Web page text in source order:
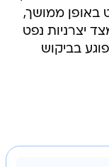
באופן ממושך,
יצרניות נפט
בביקוש